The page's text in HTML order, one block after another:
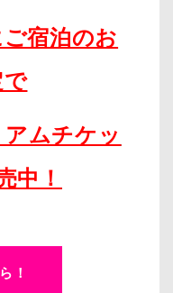
宿泊のお
で
ムチケッ
中！
！